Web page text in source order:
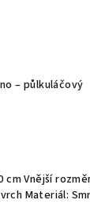
– půlkuláčový
cm Vnější
Materiál: